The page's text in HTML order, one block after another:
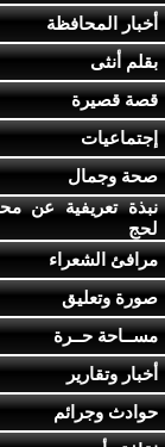
أخبار المحافظة
بقلم أنثى
قصة قصيرة
إجتماعيات
صحة وجمال
نبذة تعريفية عن
لحج
مرافئ الشعراء
صورة وتعليق
مســاحة حــرة
أخبار وتقارير
حوادث وجرائم